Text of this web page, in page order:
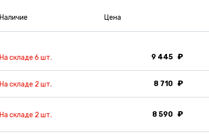
Наличие Цена
На складе 6 шт. 9 445
На складе 2 шт. 8 710
На складе 2 шт. 8 590